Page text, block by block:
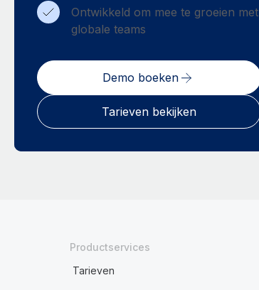
Ontwikkeld om mee te groeien met
globale teams
Demo boeken
Tarieven bekijken
Productservices
Tarieven